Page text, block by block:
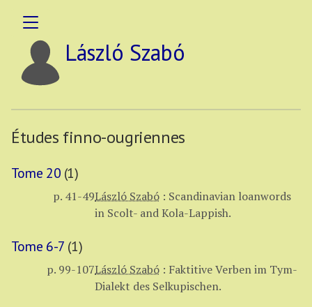
László Szabó
Études finno-ougriennes
Tome 20 (1)
p. 41-49László Szabó : Scandinavian loanwords
in Scolt- and Kola-Lappish.
Tome 6-7 (1)
p. 99-107László Szabó : Faktitive Verben im Tym-
Dialekt des Selkupischen.